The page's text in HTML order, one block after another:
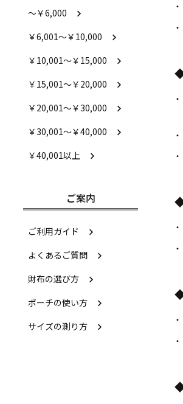
～￥6,000
￥6,001～￥10,000
￥10,001～￥15,000
￥15,001～￥20,000
￥20,001～￥30,000
￥30,001～￥40,000
￥40,001以上
ご案内
ご利用ガイド
よくあるご質問
財布の選び方
ポーチの使い方
サイズの測り方